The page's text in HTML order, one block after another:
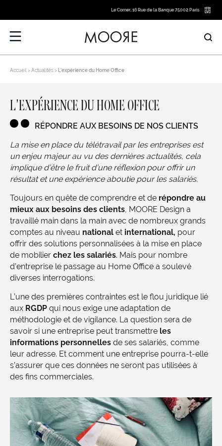
Le Corner, 16 Rue de la Banque 75002 Paris
Accueil Actualités L’expérience du Home Office
L’EXPÉRIENCE DU HOME OFFICE
RÉPONDRE AUX BESOINS DE NOS CLIENTS
La mise en place du télétravail par les entreprises est
un enjeu majeur au vu des dernières actualités, cela
implique d’être le fruit d’une réflexion pour offrir un
résultat et une expérience aboutie pour les salariés.
Toujours en quête de comprendre et de répondre au
mieux aux besoins des clients, MOORE Design a
travaillé main dans la main avec de nombreux grands
comptes au niveau national et international, pour
offrir des solutions personnalisées à la mise en place
de mobilier chez les salariés. Mais pour nombre
d’entreprise le passage au Home Office a soulevé
diverses interrogations.
L’une des premières contraintes est le flou juridique lié
aux RGDP qui nous exige une adaptation de
méthodologie et de vigilance. La question sera de
savoir si une entreprise peut transmettre les
informations personnelles de ses salariés, comme
leur adresse. Et comment une entreprise pourra-t-elle
s’assurer que ces données ne seront pas utilisées à
des fins commerciales.